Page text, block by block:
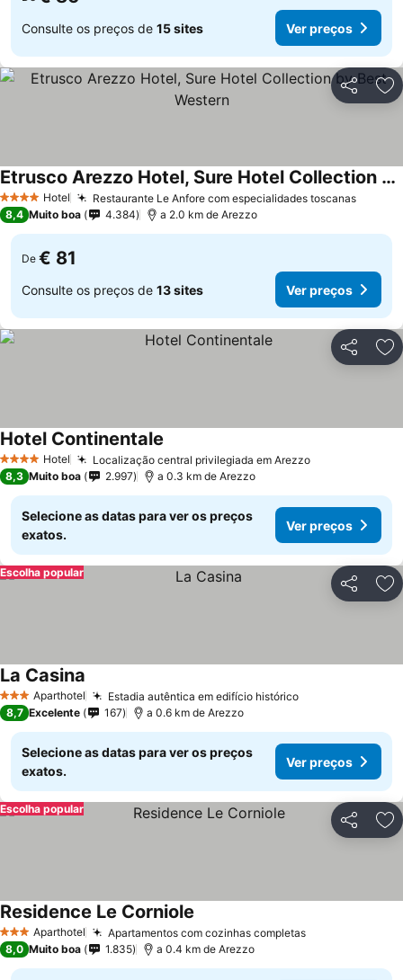
Consulte os preços de 15 sites Ver preços
Partilhar
4 EstrelasHotel Restaurante Le Anfore com especialidades toscanas
Etrusco Arezzo Hotel, Sure Hotel Collection by Best Western
8,4 Muito boa 4.384 a 2.0 km de Arezzo
De € 81
Consulte os preços de 13 sites Ver preços
Partilhar
4 EstrelasHotel Localização central privilegiada em Arezzo
Hotel Continentale
8,3 Muito boa 2.997 a 0.3 km de Arezzo
Selecione as datas para ver os preços
exatos.
Ver preços
Partilhar
Escolha popular
3 EstrelasAparthotel Estadia autêntica em edifício histórico
La Casina
8,7 Excelente 167 a 0.6 km de Arezzo
Selecione as datas para ver os preços
exatos.
Ver preços
Partilhar
Escolha popular
3 EstrelasAparthotel Apartamentos com cozinhas completas
Residence Le Corniole
8,0 Muito boa 1.835 a 0.4 km de Arezzo